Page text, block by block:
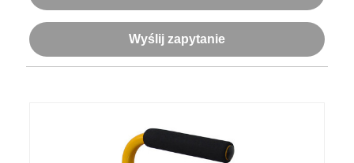
Wyślij zapytanie